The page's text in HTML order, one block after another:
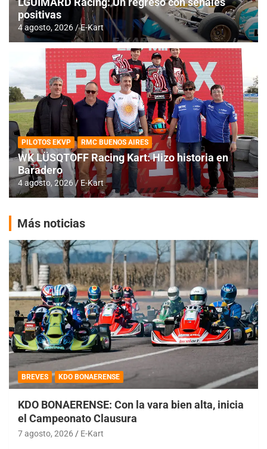
positivas
4 agosto, 2026 E-Kart
PILOTOS EKVP RMC BUENOS AIRES
WK LÜSQTOFF Racing Kart: Hizo historia en
Baradero
4 agosto, 2026 E-Kart
Más noticias
BREVES KDO BONAERENSE
KDO BONAERENSE: Con la vara bien alta, inicia
el Campeonato Clausura
7 agosto, 2026 E-Kart